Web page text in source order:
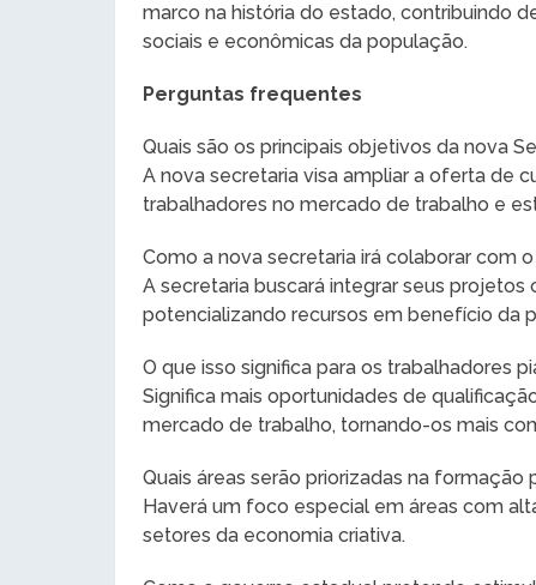
marco na história do estado, contribuindo
sociais e econômicas da população.
Perguntas frequentes
Quais são os principais objetivos da nova
A nova secretaria visa ampliar a oferta de
trabalhadores no mercado de trabalho e
Como a nova secretaria irá colaborar com
A secretaria buscará integrar seus
potencializando recursos em benefício da
O que isso significa para os trabalhadores
Significa mais oportunidades de
mercado de trabalho, tornando-os mais
Quais áreas serão priorizadas na formação
Haverá um foco especial em áreas com
setores da economia criativa.